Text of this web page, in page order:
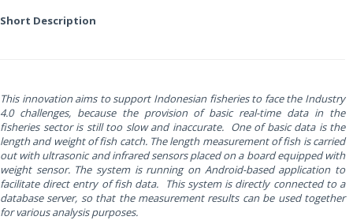
Short Description
This innovation aims to support Indonesian fisheries to face the Industry
4.0 challenges, because the provision of basic real-time data in the
fisheries sector is still too slow and inaccurate. One of basic data is the
length and weight of fish catch. The length measurement of fish is carried
out with ultrasonic and infrared sensors placed on a board equipped with
weight sensor. The system is running on Android-based application to
facilitate direct entry of fish data. This system is directly connected to a
database server, so that the measurement results can be used together
for various analysis purposes.